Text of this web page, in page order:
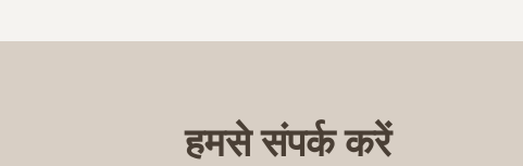
orange juice in 60 seconds...
cup machine withouperson put
हमसे संपर्क करें